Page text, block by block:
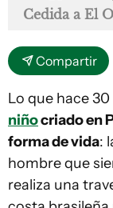
Cedida a El
Compartir
Lo que hace
niñocriado en
forma de vida:
hombre que
realiza una